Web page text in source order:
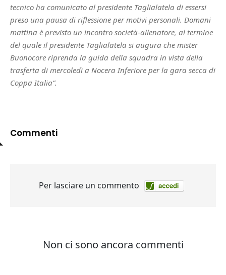
tecnico ha comunicato al presidente Taglialatela di essersi
preso una pausa di riflessione per motivi personali. Domani
mattina è previsto un incontro società-allenatore, al termine
del quale il presidente Taglialatela si augura che mister
Buonocore riprenda la guida della squadra in vista della
trasferta di mercoledì a Nocera Inferiore per la gara secca di
Coppa Italia”.
Commenti